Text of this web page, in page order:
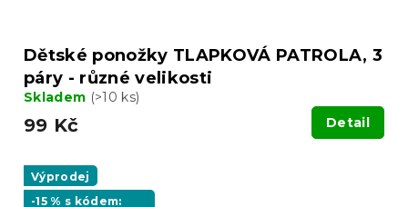
Dětské ponožky TLAPKOVÁ PATROLA, 3
páry - různé velikosti
Skladem (>10 ks)
99 Kč Detail
Výprodej
-15 % s kódem: